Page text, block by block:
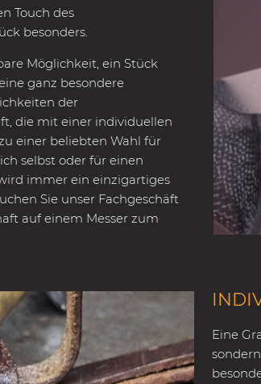
Touch des
besonders.
Möglichkeit, ein Stück
ganz besondere
der
die mit einer individuellen
einer beliebten Wahl für
selbst oder für einen
immer ein einzigartiges
Sie unser Fachgeschäft
auf einem Messer zum
Eine